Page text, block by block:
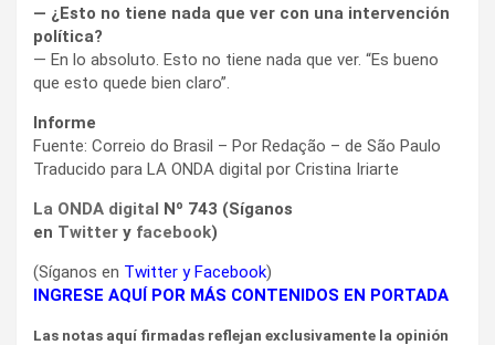
— ¿Esto no tiene nada que ver con una intervención
política?
— En lo absoluto. Esto no tiene nada que ver. “Es bueno
que esto quede bien claro”.
Informe
Fuente: Correio do Brasil – Por Redação – de São Paulo
Traducido para LA ONDA digital por Cristina Iriarte
La ONDA digital Nº 743 (Síganos
en Twitter y facebook)
(Síganos en Twitter yFacebook)
INGRESE AQUÍ POR MÁS CONTENIDOS EN PORTADA
Las notas aquí firmadas reflejan exclusivamente la opinión